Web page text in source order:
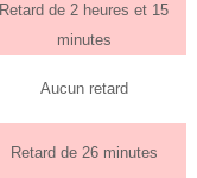
Retard de 2 heures et 15
minutes
Aucun retard
Retard de 26 minutes